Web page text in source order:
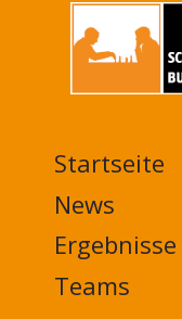
MAIN
NAVIGATION
FOOTER
Startseite
News
Ergebnisse
Teams